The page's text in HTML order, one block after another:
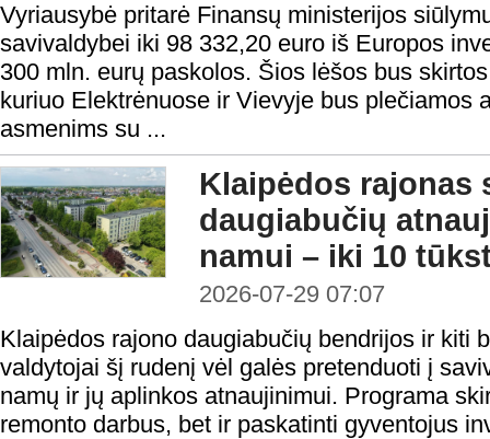
Vyriausybė pritarė Finansų ministerijos
savivaldybei iki 98 332,20 euro iš Europos
300 mln. eurų paskolos. Šios lėšos bus
kuriuo Elektrėnuose ir Vievyje bus plečiamos
asmenims su ...
Klaipėdos rajonas
daugiabučių
namui – iki 10
2026-07-29 07:07
Klaipėdos rajono daugiabučių bendrijos ir kiti
valdytojai šį rudenį vėl galės pretenduoti į
namų ir jų aplinkos atnaujinimui. Programa
remonto darbus, bet ir paskatinti gyventojus